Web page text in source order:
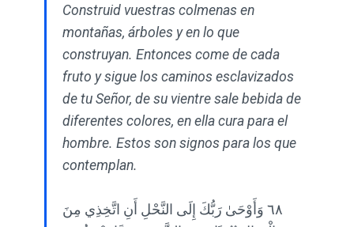
Construid vuestras colmenas en
montañas, árboles y en lo que
construyan. Entonces come de cada
fruto y sigue los caminos esclavizados
de tu Señor, de su vientre sale bebida de
diferentes colores, en ella cura para el
hombre. Estos son signos para los que
contemplan.
٦٨ وَأَوْحَىٰ رَبُّكَ إِلَى النَّحْلِ أَنِ اتَّخِذِي مِنَ